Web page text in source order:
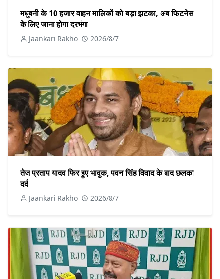
मधुबनी के 10 हजार वाहन मालिकों को बड़ा झटका, अब फिटनेस
के लिए जाना होगा दरभंगा
Jaankari Rakho 2026/8/7
तेज प्रताप यादव फिर हुए भावुक, पवन सिंह विवाद के बाद छलका
दर्द
Jaankari Rakho 2026/8/7